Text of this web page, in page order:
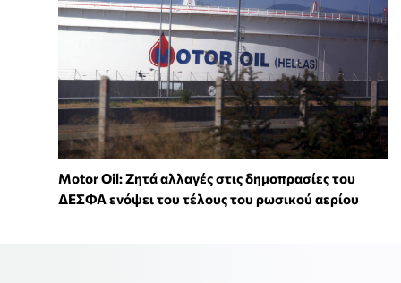
Motor Oil: Ζητά αλλαγές στις δημοπρασίες του
ΔΕΣΦΑ ενόψει του τέλους του ρωσικού αερίου